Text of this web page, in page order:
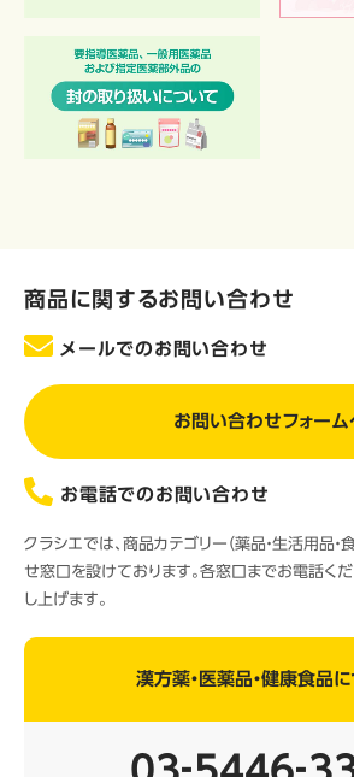
商品に関するお問い合わせ
メールでのお問い合わせ
お問い合わせフォーム
お電話でのお問い合わせ
クラシエでは、商品カテゴリー（薬品・生活用品・
せ窓口を設けております。各窓口までお電話く
し上げます。
漢方薬・医薬品・健康食品